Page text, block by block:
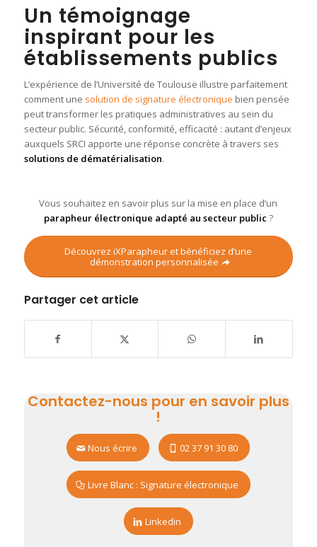
Un témoignage
inspirant pour les
établissements publics
L’expérience de l’Université de Toulouse illustre parfaitement
comment une solution de signature électronique bien pensée
peut transformer les pratiques administratives au sein du
secteur public. Sécurité, conformité, efficacité : autant d’enjeux
auxquels SRCI apporte une réponse concrète à travers ses
solutions de dématérialisation.
Vous souhaitez en savoir plus sur la mise en place d’un
parapheur électronique adapté au secteur public ?
Découvrez iXParapheur et bénéficiez d’une
démonstration personnalisée
Partager cet article
Contactez-nous pour en savoir plus
!
Nous écrire 02 37 91 30 80
Livre Blanc : Signature électronique
Linkedin